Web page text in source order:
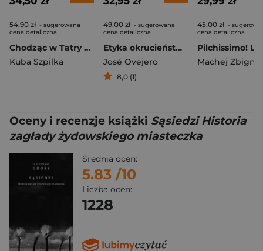
54,90 zł - sugerowana
cena detaliczna
Chodząc w Tatry wyd. 2
Kuba Szpilka
49,00 zł - sugerowana
cena detaliczna
Etyka okrucieństwa
José Ovejero
8,0 (1)
45,00 zł -
cena detaliczna
Machej
Oceny i recenzje książki Sąsiedzi Historia
zagłady żydowskiego miasteczka
Średnia ocen:
5.83 /10
Liczba ocen:
1228